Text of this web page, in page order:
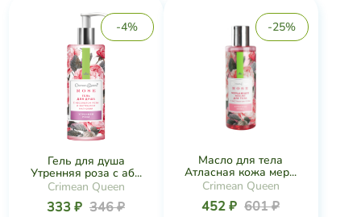
-4%
Гель для душа
Утренняя роза с аб...
Crimean Queen
333 ₽ 346 ₽
-25%
Масло для тела
Атласная кожа мер...
Crimean Queen
452 ₽ 601 ₽